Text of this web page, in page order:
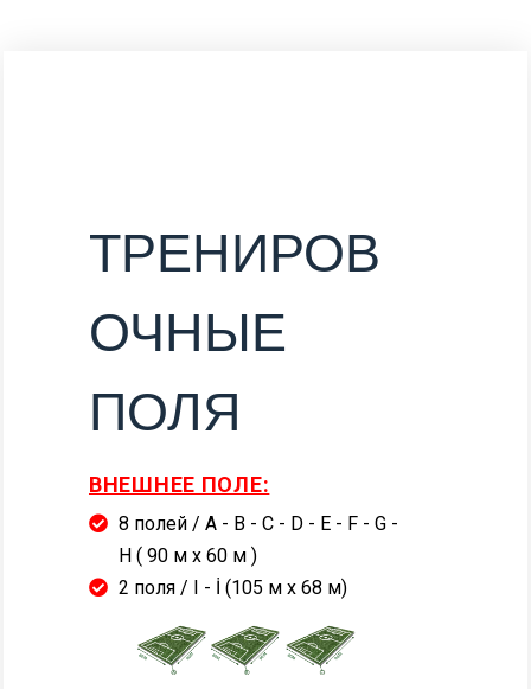
ТРЕНИРОВ
ОЧНЫЕ
ПОЛЯ
ВНЕШНЕЕ ПОЛЕ:
8 полей / A - B - C - D - E - F - G -
H ( 90 м x 60 м )
2 поля / I - İ (105 м x 68 м)